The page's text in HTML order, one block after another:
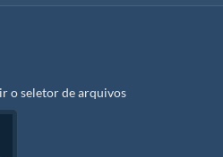
o seletor de arquivos